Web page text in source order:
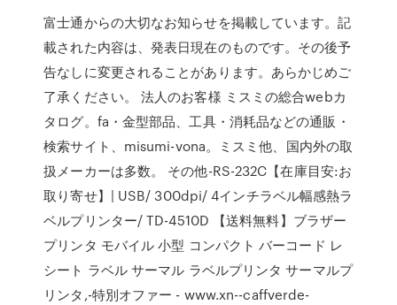
富士通からの大切なお知らせを掲載しています。記
載された内容は、発表日現在のものです。その後予
告なしに変更されることがあります。あらかじめご
了承ください。 法人のお客様 ミスミの総合webカ
タログ。fa・金型部品、工具・消耗品などの通販・
検索サイト、misumi-vona。ミスミ他、国内外の取
扱メーカーは多数。 その他-RS-232C【在庫目安:お
取り寄せ】| USB/ 300dpi/ 4インチラベル幅感熱ラ
ベルプリンター/ TD-4510D 【送料無料】ブラザー
プリンタ モバイル 小型 コンパクト バーコード レ
シート ラベル サーマル ラベルプリンタ サーマルプ
リンタ,-特別オファー - www.xn--caffverde-